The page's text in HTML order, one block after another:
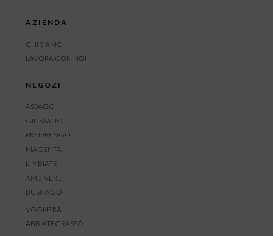
AZIENDA
CHI SIAMO
LAVORA CON NOI
NEGOZI
ASSAGO
GIUSSANO
PREDRENGO
MAGENTA
LIMBIATE
AMBIVERE
BUSNAGO
VOGHERA
ABBIATEGRASSO